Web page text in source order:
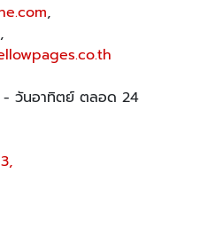
,
,
- วันอาทิตย์ ตลอด 24